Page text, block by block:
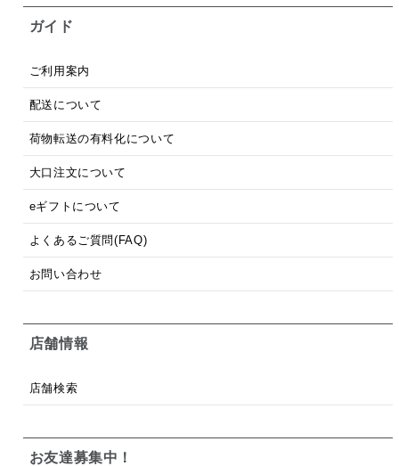
ガイド
ご利用案内
配送について
荷物転送の有料化について
大口注文について
eギフトについて
よくあるご質問(FAQ)
お問い合わせ
店舗情報
店舗検索
お友達募集中！